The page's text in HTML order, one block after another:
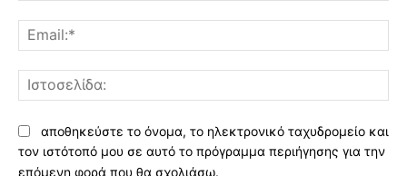
αποθηκεύστε το όνομα, το ηλεκτρονικό ταχυδρομείο και
τον ιστότοπό μου σε αυτό το πρόγραμμα περιήγησης για την
επόμενη φορά που θα σχολιάσω.